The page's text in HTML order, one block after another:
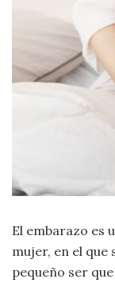
Criminología
Deporte
Lenguaje
El embarazo es
mujer, en el que
pequeño ser